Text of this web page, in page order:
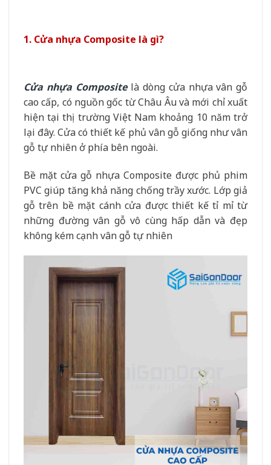
1. Cửa nhựa Composite là gì?
Cửa nhựa Compositelà dòng cửa nhựa vân gỗ
cao cấp, có nguồn gốc từ Châu Âu và mới chỉ xuất
hiện tại thị trường Việt Nam khoảng 10 năm trở
lại đây. Cửa có thiết kế phủ vân gỗ giống như vân
gỗ tự nhiên ở phía bên ngoài.
Bề mặt cửa gỗ nhựa Composite được phủ phim
PVC giúp tăng khả năng chống trầy xước. Lớp giả
gỗ trên bề mặt cánh cửa được thiết kế tỉ mỉ từ
những đường vân gỗ vô cùng hấp dẫn và đẹp
không kém cạnh vân gỗ tự nhiên